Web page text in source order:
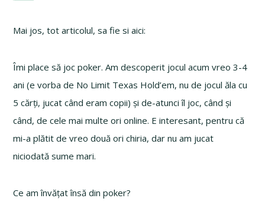
Mai jos, tot articolul, sa fie si aici:
Îmi place să joc poker. Am descoperit jocul acum vreo 3-4
ani (e vorba de No Limit Texas Hold’em, nu de jocul ăla cu
5 cărți, jucat când eram copii) și de-atunci îl joc, când și
când, de cele mai multe ori online. E interesant, pentru că
mi-a plătit de vreo două ori chiria, dar nu am jucat
niciodată sume mari.
Ce am învățat însă din poker?